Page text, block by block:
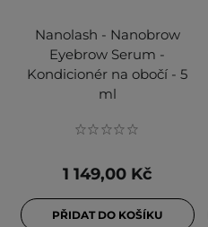
Nanolash - Nanobrow
Eyebrow Serum -
Kondicionér na obočí - 5
ml
1 149,00 Kč
PŘIDAT DO KOŠÍKU